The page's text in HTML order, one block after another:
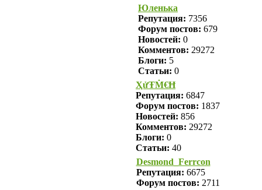
Юленька
Репутация: 7356
Форум постов: 679
Новостей: 0
Комментов: 29272
Блоги: 5
Статьи: 0
ҲửŦṀ€Ħ
Репутация: 6847
Форум постов: 1837
Новостей: 856
Комментов: 29272
Блоги: 0
Статьи: 40
Desmond_Ferrcon
Репутация: 6675
Форум постов: 2711